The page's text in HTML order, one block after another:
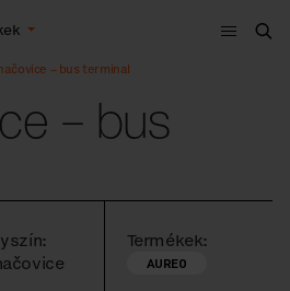
Menü
– bus terminal
– bus
Termékek:
AUREO